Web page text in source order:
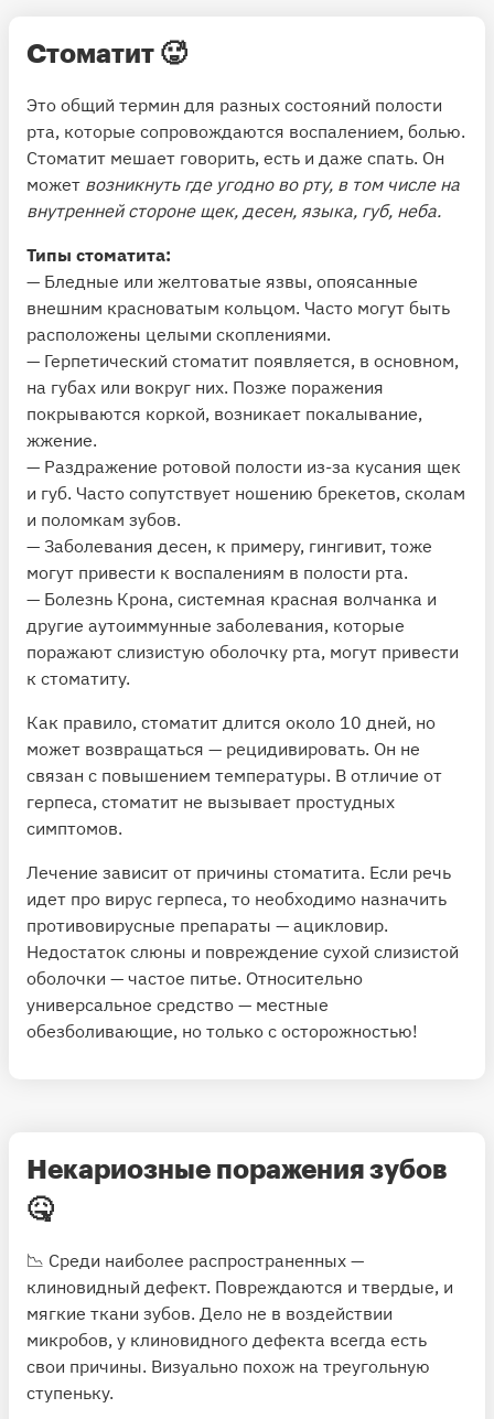
Стоматит 🥵
Это общий термин для разных состояний полости
рта, которые сопровождаются воспалением, болью.
Стоматит мешает говорить, есть и даже спать. Он
может возникнуть где угодно во рту, в том числе на
внутренней стороне щек, десен, языка, губ, неба.
Типы стоматита:
— Бледные или желтоватые язвы, опоясанные
внешним красноватым кольцом. Часто могут быть
расположены целыми скоплениями.
— Герпетический стоматит появляется, в основном,
на губах или вокруг них. Позже поражения
покрываются коркой, возникает покалывание,
жжение.
— Раздражение ротовой полости из-за кусания щек
и губ. Часто сопутствует ношению брекетов, сколам
и поломкам зубов.
— Заболевания десен, к примеру, гингивит, тоже
могут привести к воспалениям в полости рта.
— Болезнь Крона, системная красная волчанка и
другие аутоиммунные заболевания, которые
поражают слизистую оболочку рта, могут привести
к стоматиту.
Как правило, стоматит длится около 10 дней, но
может возвращаться — рецидивировать. Он не
связан с повышением температуры. В отличие от
герпеса, стоматит не вызывает простудных
симптомов.
Лечение зависит от причины стоматита. Если речь
идет про вирус герпеса, то необходимо назначить
противовирусные препараты — ацикловир.
Недостаток слюны и повреждение сухой слизистой
оболочки — частое питье. Относительно
универсальное средство — местные
обезболивающие, но только с осторожностью!
Некариозные поражения зубов
🤒
📉 Среди наиболее распространенных —
клиновидный дефект. Повреждаются и твердые, и
мягкие ткани зубов. Дело не в воздействии
микробов, у клиновидного дефекта всегда есть
свои причины. Визуально похож на треугольную
ступеньку.